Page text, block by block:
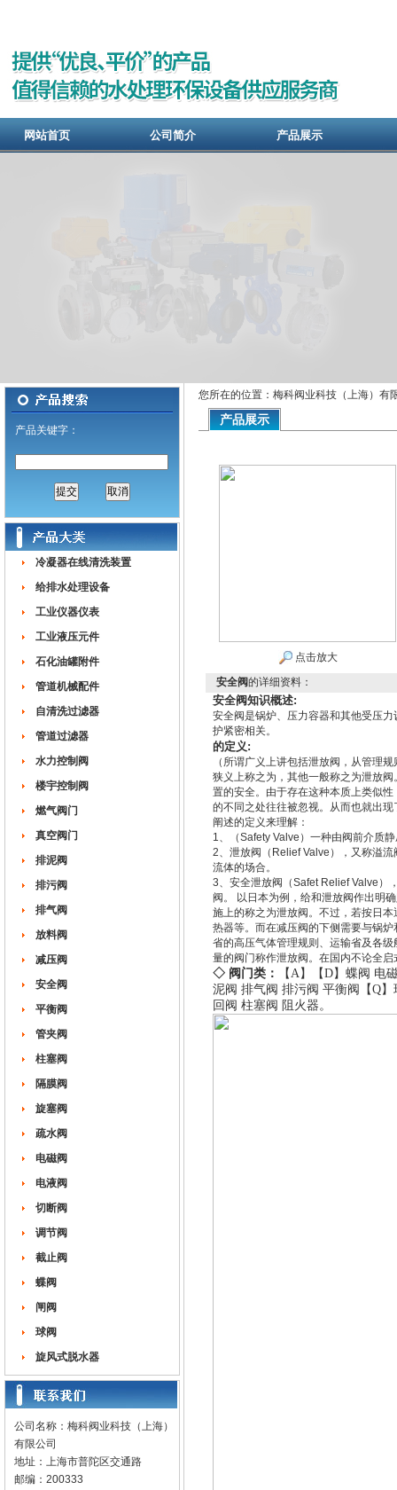
网站首页 公司简介 产品展示
产品关键字：
冷凝器在线清洗装置
给排水处理设备
工业仪器仪表
工业液压元件
石化油罐附件
管道机械配件
自清洗过滤器
管道过滤器
水力控制阀
楼宇控制阀
燃气阀门
真空阀门
排泥阀
排污阀
排气阀
放料阀
减压阀
安全阀
平衡阀
管夹阀
柱塞阀
隔膜阀
旋塞阀
疏水阀
电磁阀
电液阀
切断阀
调节阀
截止阀
蝶阀
闸阀
球阀
旋风式脱水器
公司名称：梅科阀业科技（上海）
有限公司
地址：上海市普陀区交通路
邮编：200333
您所在的位置：梅科阀业科技（上海）有
产品展示
点击放大
安全阀的详细资料：
安全阀知识概述:
安全阀是锅炉、压力容器和其他受压
护紧密相关。
的定义:
（所谓广义上讲包括泄放阀，从管理
狭义上称之为，其他一般称之为泄放
置的安全。由于存在这种本质上类似
的不同之处往往被忽视。从而也就出
阐述的定义来理解：
1、（Safety Valve）一种由阀前介质
2、泄放阀（Relief Valve），又称溢
流体的场合。
3、安全泄放阀（Safet Relief Valve）
阀。 以日本为例，给和泄放阀作出明
施上的称之为泄放阀。不过，若按日
热器等。而在减压阀的下侧需要与锅
省的高压气体管理规则、运输省及各
量的阀门称作泄放阀。在国内不论全
◇ 阀门类： 【A】 【D】 蝶阀 电
泥阀 排气阀 排污阀 平衡阀 【Q】
回阀 柱塞阀 阻火器。